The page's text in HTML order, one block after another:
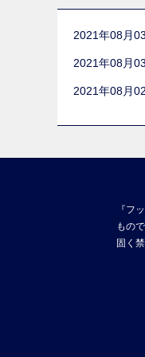
2021年08月
2021年08月
2021年08月
『フ
もの
固く